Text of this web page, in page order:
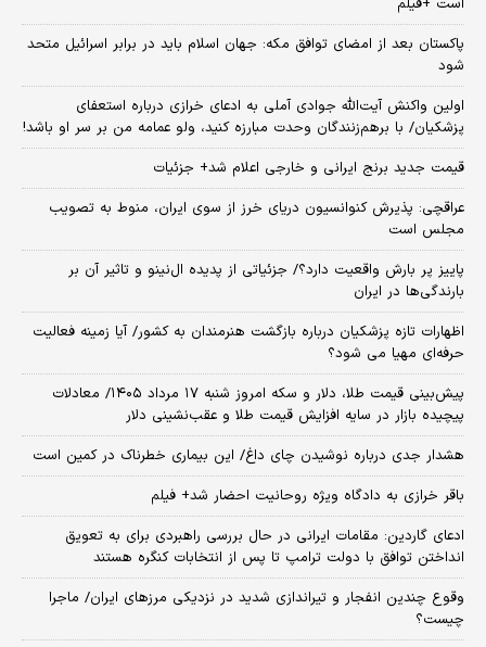
پاکستان بعد از امضای توافق مکه: جهان اسلام باید در برابر اسرائیل متحد
شود
اولین واکنش آیت‌الله جوادی آملی به ادعای خرازی درباره استعفای
پزشکیان/ با برهم‌زنندگان وحدت مبارزه کنید، ولو عمامه من بر سر او باشد!
قیمت جدید برنج ایرانی و خارجی اعلام شد+ جزئیات
عراقچی: پذیرش کنوانسیون دریای خرز از سوی ایران، منوط به تصویب
مجلس است
پاییز پر بارش واقعیت دارد؟/ جزئیاتی از پدیده ال‌نینو و تاثیر آن بر
بارندگی‌ها در ایران
اظهارات تازه پزشکیان درباره بازگشت هنرمندان به کشور/ آیا زمینه فعالیت
حرفه‌ای مهیا می شود؟
پیش‌بینی قیمت طلا، دلار و سکه امروز شنبه ۱۷ مرداد ۱۴۰۵/ معادلات
پیچیده بازار در سایه افزایش قیمت طلا و عقب‌نشینی دلار
هشدار جدی درباره نوشیدن چای داغ/ این بیماری خطرناک در کمین است
باقر خرازی به دادگاه ویژه روحانیت احضار شد+ فیلم
ادعای گاردین: مقامات ایرانی در حال بررسی راهبردی برای به تعویق
انداختن توافق با دولت ترامپ تا پس از انتخابات کنگره هستند
وقوع چندین انفجار و تیراندازی شدید در نزدیکی مرز‌های ایران/ ماجرا
چیست؟